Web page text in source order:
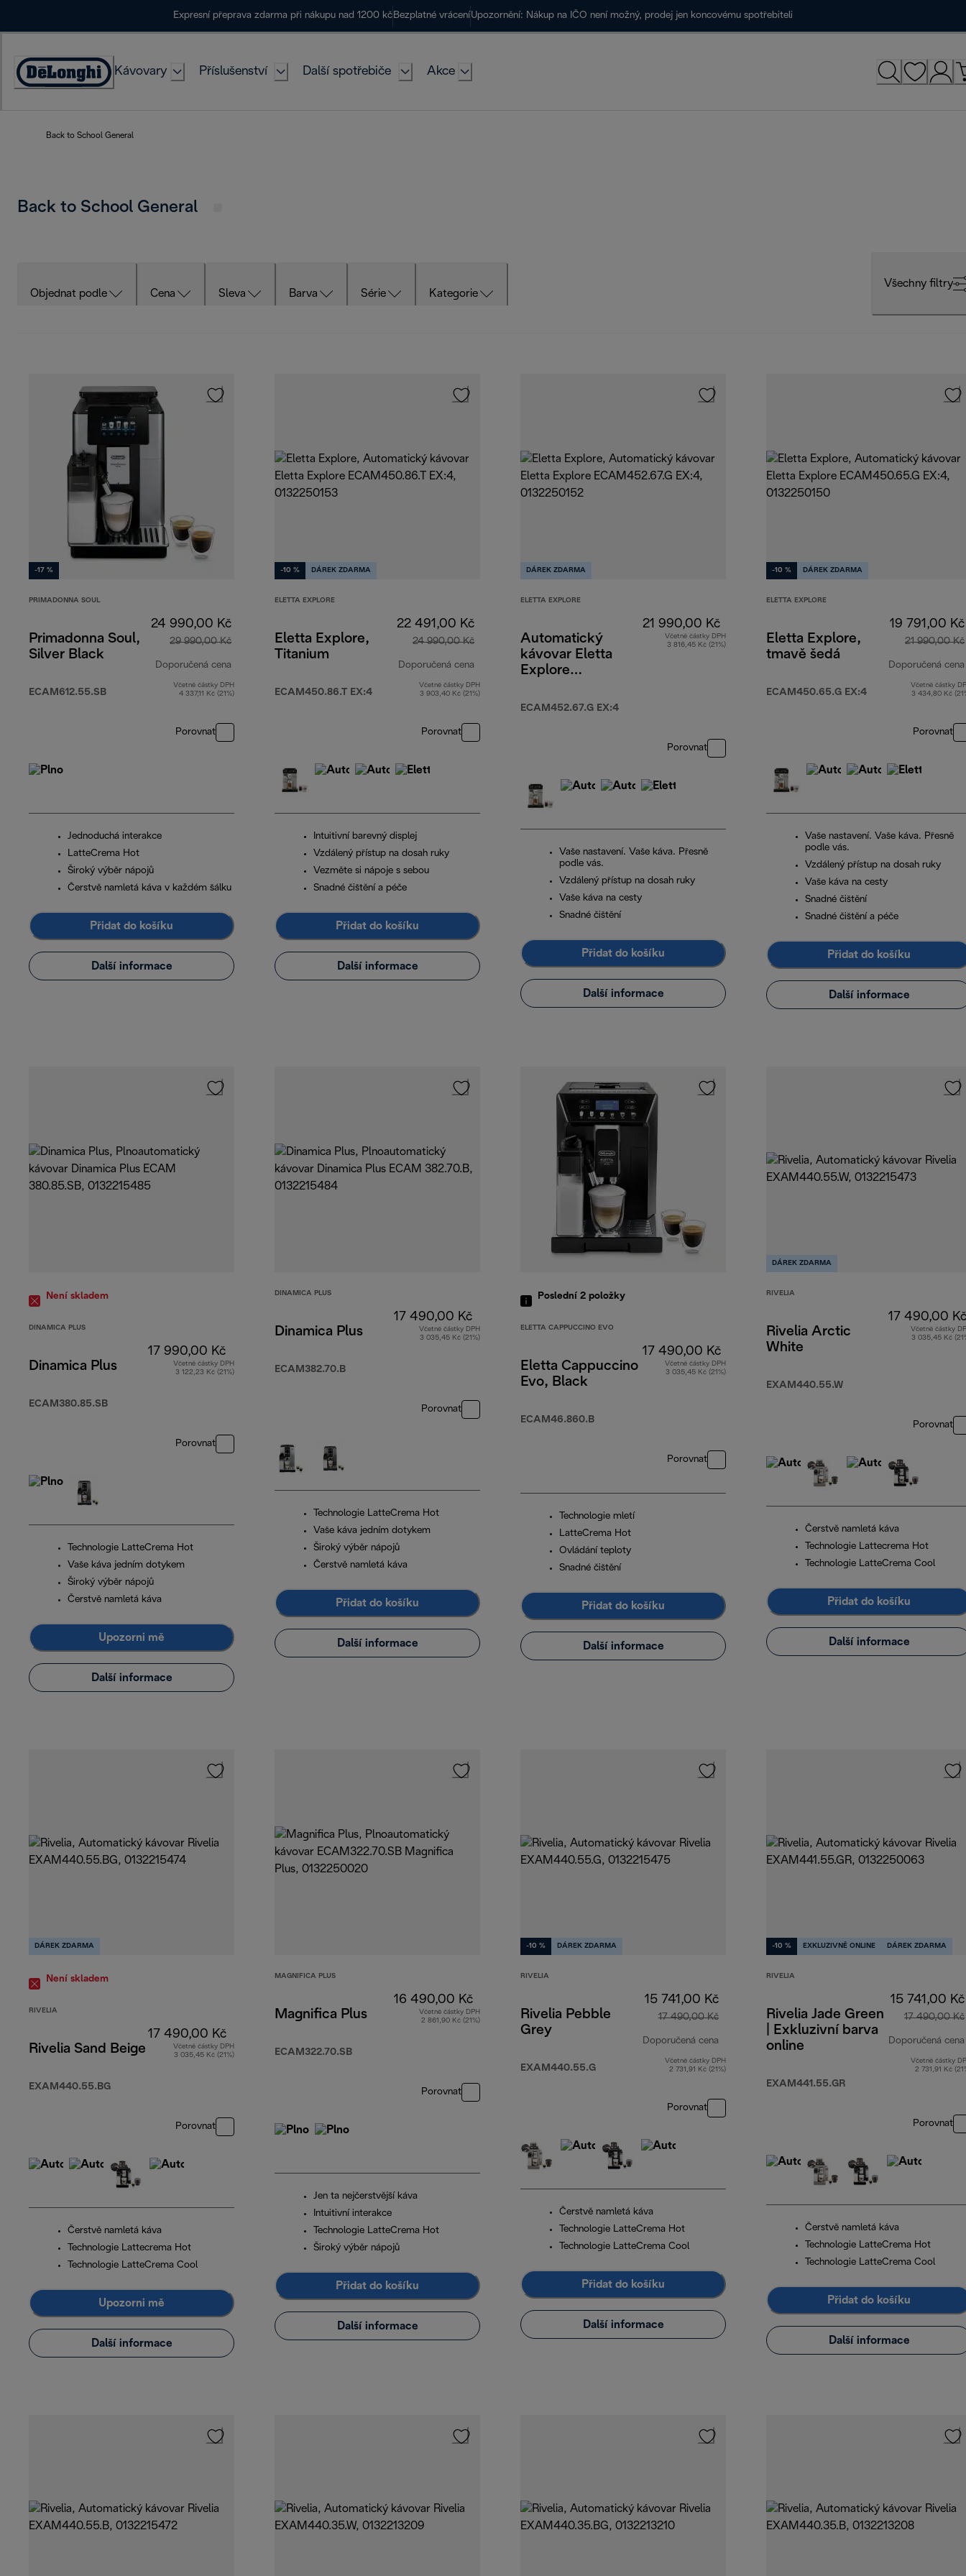
Expresní přeprava zdarma při nákupu nad 1200 kč Bezplatné vráceníUpozornění: Nákup na IČO není možný, prodej jen koncovému spotřebiteli
Accessibility
Kávovary Příslušenství Další spotřebiče Akce
Back to School General
Back to School General
Objednat podle Cena Sleva Barva Série Kategorie
Všechny filtry
-17 %
PRIMADONNA SOUL
Primadonna Soul,
Silver Black
ECAM612.55.SB
24 990,00 Kč
29 990,00 Kč
Doporučená cena
původní cena 29 990,00 Kč
Včetně částky DPH
4 337,11 Kč (21%)
Porovnat
Jednoduchá interakce
LatteCrema Hot
Široký výběr nápojů
Čerstvě namletá káva v každém šálku
Přidat do košíku
Další informace
-10 % DÁREK ZDARMA
ELETTA EXPLORE
Eletta Explore,
Titanium
ECAM450.86.T EX:4
22 491,00 Kč
24 990,00 Kč
Doporučená cena
původní cena 24 990,00 Kč
Včetně částky DPH
3 903,40 Kč (21%)
Porovnat
Intuitivní barevný displej
Vzdálený přístup na dosah ruky
Vezměte si nápoje s sebou
Snadné čištění a péče
Přidat do košíku
Další informace
DÁREK ZDARMA
ELETTA EXPLORE
Automatický
kávovar Eletta
Explore
EX:4
ECAM452.67.G EX:4
21 990,00 Kč
Včetně částky DPH
3 816,45 Kč (21%)
Porovnat
Vaše nastavení. Vaše káva. Přesně
podle vás.
Vzdálený přístup na dosah ruky
Vaše káva na cesty
Snadné čištění
Přidat do košíku
Další informace
-10 % DÁREK ZDARMA
ELETTA EXPLORE
Eletta Explore,
tmavě šedá
ECAM450.65.G EX:4
19 791,00 Kč
21 990,00 Kč
Doporučená cena
Včetně částky
3 434,80 Kč
Porovnat
Vaše nastavení. Vaše káva. Přesně
podle vás.
Vzdálený přístup na dosah ruky
Vaše káva na cesty
Snadné čištění
Snadné čištění a péče
Přidat do košíku
Další informace
Není skladem
DINAMICA PLUS
Dinamica Plus
ECAM380.85.SB
17 990,00 Kč
Včetně částky DPH
3 122,23 Kč (21%)
Porovnat
Technologie LatteCrema Hot
Vaše káva jedním dotykem
Široký výběr nápojů
Čerstvě namletá káva
Upozorni mě
Další informace
DINAMICA PLUS
Dinamica Plus
ECAM382.70.B
17 490,00 Kč
Včetně částky DPH
3 035,45 Kč (21%)
Porovnat
Technologie LatteCrema Hot
Vaše káva jedním dotykem
Široký výběr nápojů
Čerstvě namletá káva
Přidat do košíku
Další informace
Poslední 2 položky
ELETTA CAPPUCCINO EVO
Eletta Cappuccino
Evo, Black
ECAM46.860.B
17 490,00 Kč
Včetně částky DPH
3 035,45 Kč (21%)
Porovnat
Technologie mletí
LatteCrema Hot
Ovládání teploty
Snadné čištění
Přidat do košíku
Další informace
DÁREK ZDARMA
RIVELIA
Rivelia Arctic
White
EXAM440.55.W
17 490,00 Kč
Včetně částky
3 035,45 Kč
Porovnat
Čerstvě namletá káva
Technologie Lattecrema Hot
Technologie LatteCrema Cool
Přidat do košíku
Další informace
DÁREK ZDARMA
Není skladem
RIVELIA
Rivelia Sand Beige
EXAM440.55.BG
17 490,00 Kč
Včetně částky DPH
3 035,45 Kč (21%)
Porovnat
Čerstvě namletá káva
Technologie Lattecrema Hot
Technologie LatteCrema Cool
Upozorni mě
Další informace
MAGNIFICA PLUS
Magnifica Plus
ECAM322.70.SB
16 490,00 Kč
Včetně částky DPH
2 861,90 Kč (21%)
Porovnat
Jen ta nejčerstvější káva
Intuitivní interakce
Technologie LatteCrema Hot
Široký výběr nápojů
Přidat do košíku
Další informace
-10 % DÁREK ZDARMA
RIVELIA
Rivelia Pebble
Grey
EXAM440.55.G
15 741,00 Kč
17 490,00 Kč
Doporučená cena
původní cena 17 490,00 Kč
Včetně částky DPH
2 731,91 Kč (21%)
Porovnat
Čerstvě namletá káva
Technologie LatteCrema Hot
Technologie LatteCrema Cool
Přidat do košíku
Další informace
-10 % EXKLUZIVNĚ ONLINE DÁREK ZDARMA
RIVELIA
Rivelia Jade Green
| Exkluzivní barva
online
EXAM441.55.GR
15 741,00 Kč
17 490,00 Kč
Doporučená cena
Včetně částky
2 731,91 Kč
Porovnat
Čerstvě namletá káva
Technologie LatteCrema Hot
Technologie LatteCrema Cool
Přidat do košíku
Další informace